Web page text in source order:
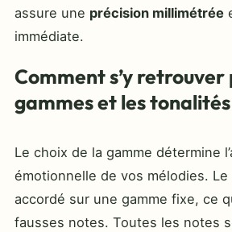
assure une précision millimétrée
immédiate.
Comment s’y retrouver
gammes et les tonalités
Le choix de la gamme détermine
émotionnelle de vos mélodies.
accordé sur une gamme fixe, ce
fausses notes. Toutes les notes